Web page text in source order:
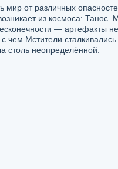
от различных
из космоса: Танос.
— артефакты
Мстители сталкивались
столь неопределённой.